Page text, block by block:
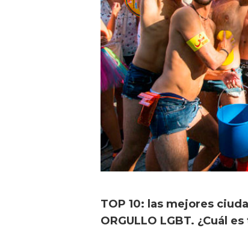
TOP 10: las mejores
ORGULLO LGBT. ¿Cuál